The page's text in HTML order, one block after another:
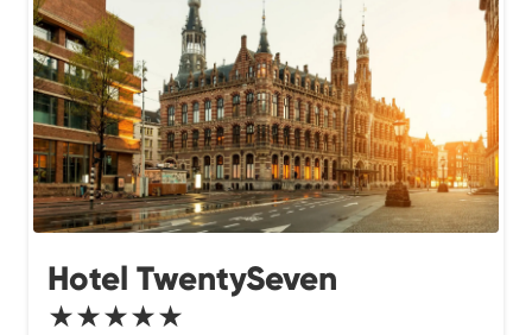
Hotel TwentySeven
★★★★★